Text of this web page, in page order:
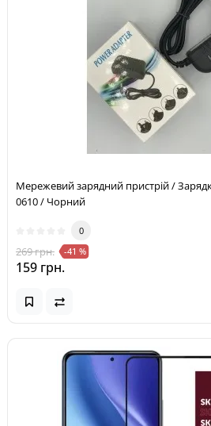
Мережевий зарядний пристрій /
0610 / Чорний
0
269 грн. -41 %
159 грн.